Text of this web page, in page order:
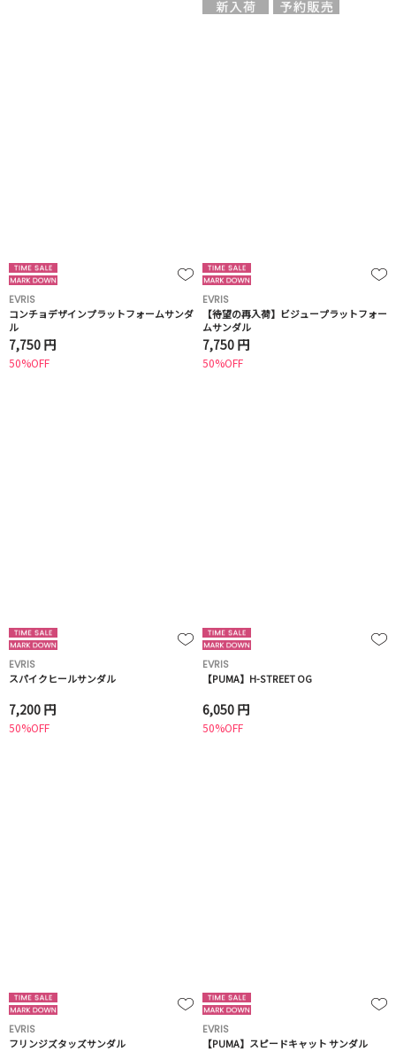
EVRIS
コンチョデザインプラットフォームサンダ
ル
7,750 円
50%OFF
EVRIS
【待望の再入荷】ビジュープラットフォー
ムサンダル
7,750 円
50%OFF
EVRIS
スパイクヒールサンダル
7,200 円
50%OFF
EVRIS
【PUMA】H-STREET OG
6,050 円
50%OFF
EVRIS
フリンジズタッズサンダル
EVRIS
【PUMA】スピードキャット サンダル